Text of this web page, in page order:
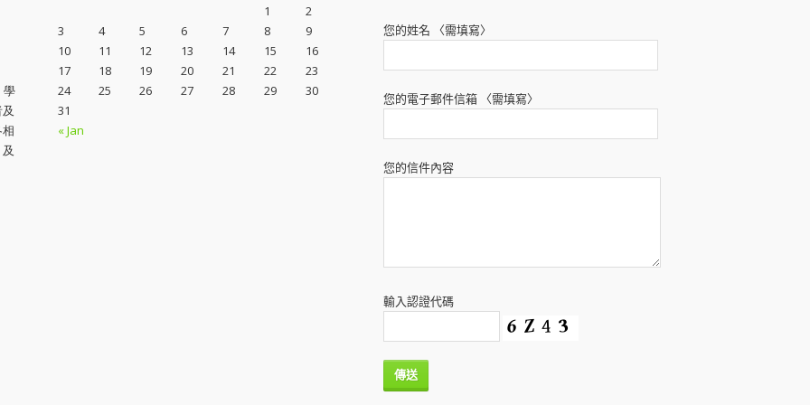
學
« Jan
1
2
3
4 5 6 7 8
9
10
11 12 13 14 15
16
17
18 19 20 21 22
23
24
25 26 27 28 29
30
31
您的姓名 〈需填寫〉
您的電子郵件信箱 〈需填寫〉
您的信件內容
輸入認證代碼